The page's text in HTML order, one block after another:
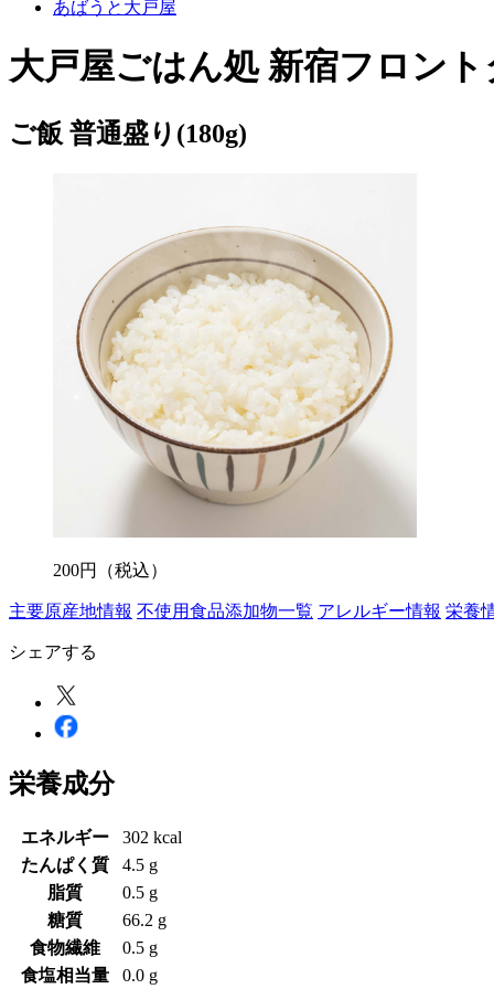
あばうと大戸屋
大戸屋ごはん処 新宿フロン
ご飯 普通盛り(180g)
200円 （税込）
主要原産地情報 不使用食品添加物一覧 アレルギー情報 栄養
シェアする
栄養成分
エネルギー
302 kcal
たんぱく質
4.5 g
脂質
0.5 g
糖質
66.2 g
食物繊維
0.5 g
食塩相当量
0.0 g